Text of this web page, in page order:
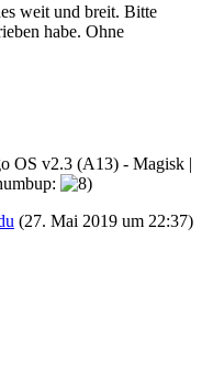
weit und breit. Bitte
habe. Ohne
OS v2.3 (A13) - Magisk |
(27. Mai 2019 um 22:37)